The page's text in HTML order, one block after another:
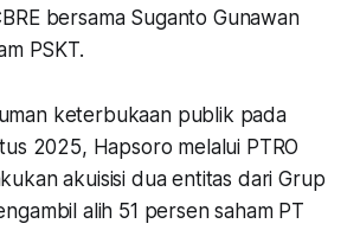
bersama Suganto Gunawan
PSKT.
keterbukaan publik pada
2025, Hapsoro melalui PTRO
akuisisi dua entitas dari Grup
alih 51 persen saham PT